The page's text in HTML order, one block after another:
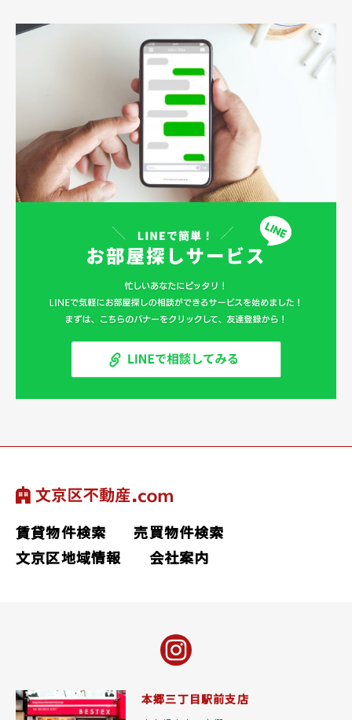
賃貸物件検索
売買物件検索
文京区地域情報
会社案内
本郷三丁目駅前支店